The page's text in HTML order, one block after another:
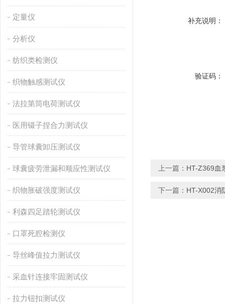
定量仪
分析仪
纺织类检测仪
织物触感测试仪
法拉第筒电荷测试仪
医用镊子捏合力测试仪
导管球囊卸压测试仪
球囊疲劳泄漏和顺应性测试仪
织物胀破强度测试仪
利森四足踏轮测试仪
口罩死腔检测仪
导丝峰值拉力测试仪
采血针连接牢固测试仪
拉力钮扣测试仪
补充说明：
验证码：
上一篇： HT-Z369血
下一篇： HT-X002消